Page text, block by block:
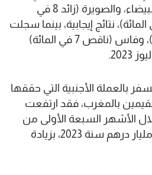
المائة)، ومراكش، والدار البيضاء، والصويرة (زائد 8 في
والرباط (زائد 3 في المائة)، نتائج إيجابية، بينما سجلت
طنجة (ناقص 1 في المائة)، وفاس (ناقص 7 في المائة)
بالعملة الأجنبية التي حققها
بالمغرب، فقد ارتفعت
درهم خلال الأشهر السبعة الأولى من
سنة 2024، مقابل 57,39 مليار درهم سنة 2023، بزيادة